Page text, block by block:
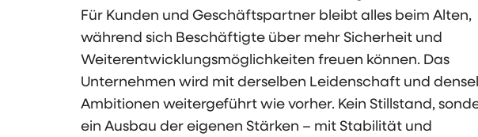
Für Kunden und Geschäftspartner bleibt alles beim Alten,
während sich Beschäftigte über mehr Sicherheit und
Weiterentwicklungsmöglichkeiten freuen können. Das
Unternehmen wird mit derselben Leidenschaft und
Ambitionen weitergeführt wie vorher. Kein Stillstand,
ein Ausbau der eigenen Stärken – mit Stabilität und